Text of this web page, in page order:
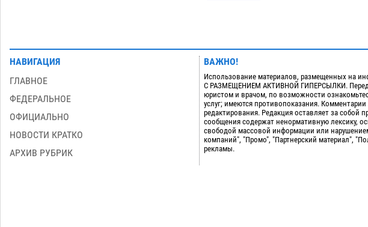
НАВИГАЦИЯ
ГЛАВНОЕ
ФЕДЕРАЛЬНОЕ
ОФИЦИАЛЬНО
НОВОСТИ КРАТКО
АРХИВ РУБРИК
ВАЖНО!
Использование материалов, размещенных на
С РАЗМЕЩЕНИЕМ АКТИВНОЙ ГИПЕРСЫЛКИ. Перед
юристом и врачом, по возможности
услуг; имеются противопоказания.
редактирования. Редакция оставляет за собой
сообщения содержат ненормативную лексику,
свободой массовой информации или
компаний", "Промо", "Партнерский материал",
рекламы.